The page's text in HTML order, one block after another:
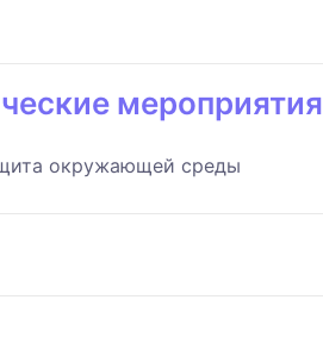
мероприятия
окружающей среды